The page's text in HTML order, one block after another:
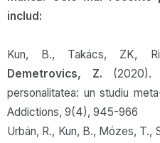
includ:
Kun, B., Takács, ZK,
Demetrovics, Z. (2020).
personalitatea: un studiu
Addictions, 9(4), 945-966
Urbán, R., Kun, B., Mózes, T.,